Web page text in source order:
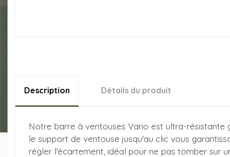
Description Détails du produit
Notre barre à ventouses Vario est ultra-
le support de ventouse jusqu'au clic vous
régler l'écartement, idéal pour ne pas tomber sur